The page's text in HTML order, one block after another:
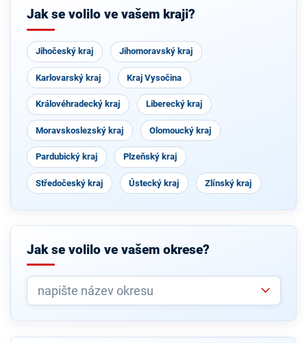
Jak se volilo ve vašem kraji?
Jihočeský kraj Jihomoravský kraj
Karlovarský kraj Kraj Vysočina
Královéhradecký kraj Liberecký kraj
Moravskoslezský kraj Olomoucký kraj
Pardubický kraj Plzeňský kraj
Středočeský kraj Ústecký kraj Zlínský kraj
Jak se volilo ve vašem okrese?